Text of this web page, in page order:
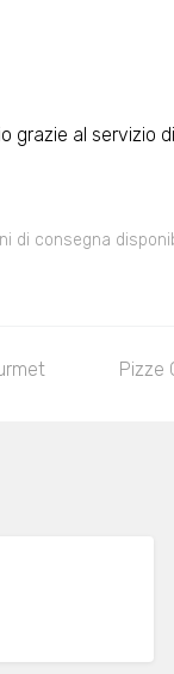
grazie al servizio di
di consegna
Pizze